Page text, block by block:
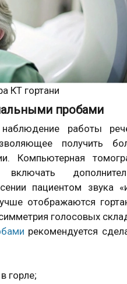
КТ гортани
пробами
работы
получить
Компьютерная
пациентом звука
отображаются
голосовых
рекомендуется
горле;